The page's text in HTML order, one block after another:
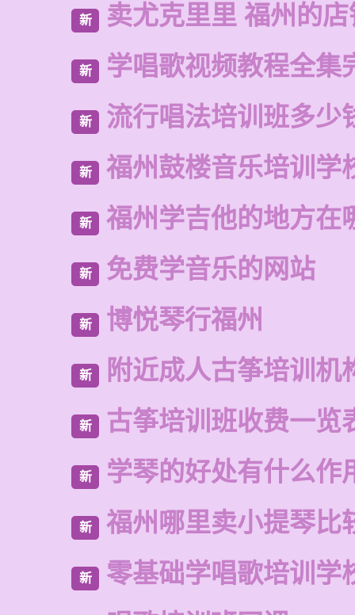
新 卖尤克里里 福州的
新 学唱歌视频教程全集
新 流行唱法培训班多少
新 福州鼓楼音乐培训学
新 福州学吉他的地方在
新 免费学音乐的网站
新 博悦琴行福州
新 附近成人古筝培训机
新 古筝培训班收费一览
新 学琴的好处有什么作
新 福州哪里卖小提琴比
新
零基础学唱歌培训学